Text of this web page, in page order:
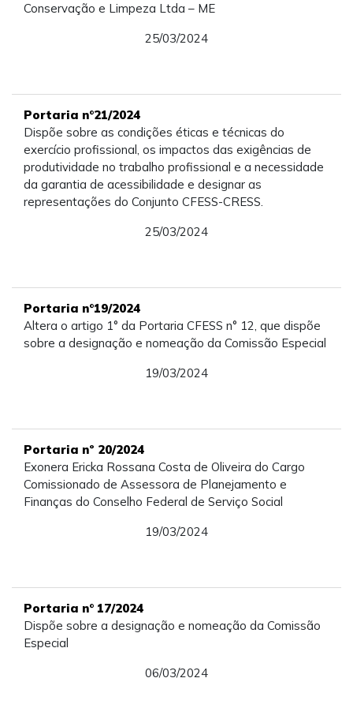
Conservação e Limpeza Ltda – ME
25/03/2024
Portaria n°21/2024
Dispõe sobre as condições éticas e técnicas do
exercício profissional, os impactos das exigências de
produtividade no trabalho profissional e a necessidade
da garantia de acessibilidade e designar as
representações do Conjunto CFESS-CRESS.
25/03/2024
Portaria n°19/2024
Altera o artigo 1° da Portaria CFESS n° 12, que dispõe
sobre a designação e nomeação da Comissão Especial
19/03/2024
Portaria nº 20/2024
Exonera Ericka Rossana Costa de Oliveira do Cargo
Comissionado de Assessora de Planejamento e
Finanças do Conselho Federal de Serviço Social
19/03/2024
Portaria n° 17/2024
Dispõe sobre a designação e nomeação da Comissão
Especial
06/03/2024